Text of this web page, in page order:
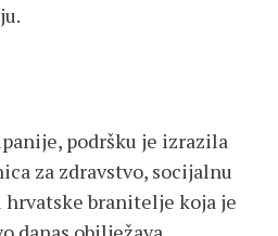
podršku je izrazila
za zdravstvo, socijalnu
branitelje koja je